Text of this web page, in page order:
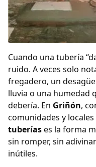
Cuando una tubería
ruido. A veces solo
fregadero, un
lluvia o una humedad
debería. En Griñón,
comunidades y locales
tuberíases la forma
sin romper, sin
inútiles.